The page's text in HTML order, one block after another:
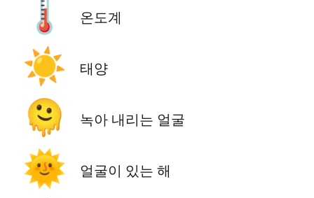
🌡️ 온도계
☀️ 태양
🫠 녹아 내리는 얼굴
🌞 얼굴이 있는 해